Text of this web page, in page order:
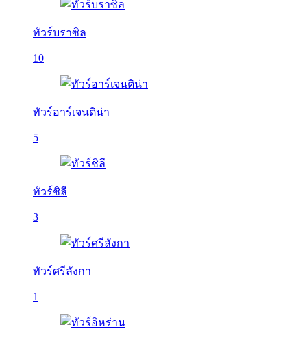
ทัวร์บราซิล
10
ทัวร์อาร์เจนติน่า
5
ทัวร์ชิลี
3
ทัวร์ศรีลังกา
1